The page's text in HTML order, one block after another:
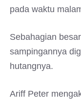
pada waktu
Sebahagian
sampingannya
hutangnya.
Ariff Peter